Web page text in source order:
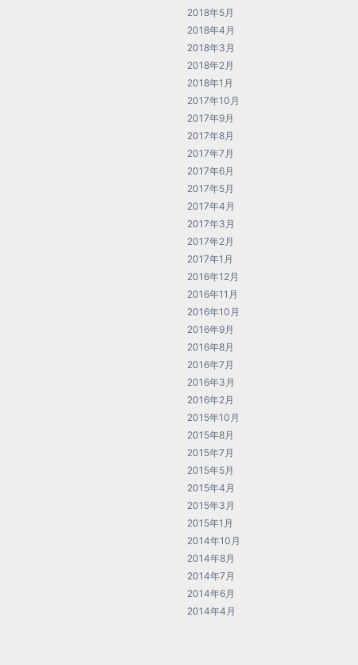
2018年5月
2018年4月
2018年3月
2018年2月
2018年1月
2017年10月
2017年9月
2017年8月
2017年7月
2017年6月
2017年5月
2017年4月
2017年3月
2017年2月
2017年1月
2016年12月
2016年11月
2016年10月
2016年9月
2016年8月
2016年7月
2016年3月
2016年2月
2015年10月
2015年8月
2015年7月
2015年5月
2015年4月
2015年3月
2015年1月
2014年10月
2014年8月
2014年7月
2014年6月
2014年4月